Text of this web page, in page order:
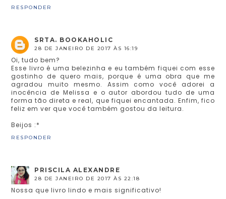
RESPONDER
SRTA. BOOKAHOLIC
28 DE JANEIRO DE 2017 ÀS 16:19
Oi, tudo bem?
Esse livro é uma belezinha e eu também fiquei com esse
gostinho de quero mais, porque é uma obra que me
agradou muito mesmo. Assim como você adorei a
inocência de Melissa e o autor abordou tudo de uma
forma tão direta e real, que fiquei encantada. Enfim, fico
feliz em ver que você também gostou da leitura.
Beijos :*
RESPONDER
PRISCILA ALEXANDRE
28 DE JANEIRO DE 2017 ÀS 22:18
Nossa que livro lindo e mais significativo!